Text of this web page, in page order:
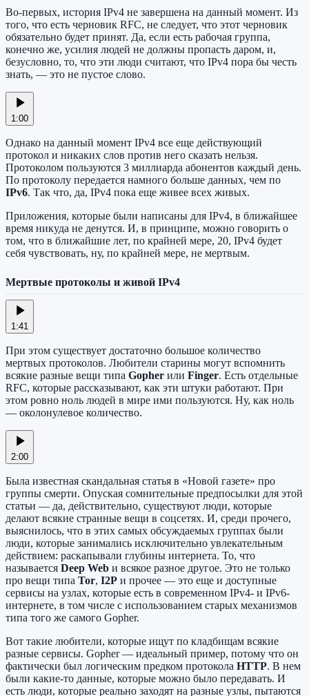
Во-первых, история IPv4 не завершена на данный момент. Из
того, что есть черновик RFC, не следует, что этот черновик
обязательно будет принят. Да, если есть рабочая группа,
конечно же, усилия людей не должны пропасть даром, и,
безусловно, то, что эти люди считают, что IPv4 пора бы честь
знать, — это не пустое слово.
1:00
Однако на данный момент IPv4 все еще действующий
протокол и никаких слов против него сказать нельзя.
Протоколом пользуются 3 миллиарда абонентов каждый день.
По протоколу передается намного больше данных, чем по
IPv6. Так что, да, IPv4 пока еще живее всех живых.
Приложения, которые были написаны для IPv4, в ближайшее
время никуда не денутся. И, в принципе, можно говорить о
том, что в ближайшие лет, по крайней мере, 20, IPv4 будет
себя чувствовать, ну, по крайней мере, не мертвым.
Мертвые протоколы и живой IPv4
1:41
При этом существует достаточно большое количество
мертвых протоколов. Любители старины могут вспомнить
всякие разные вещи типа Gopher или Finger. Есть отдельные
RFC, которые рассказывают, как эти штуки работают. При
этом ровно ноль людей в мире ими пользуются. Ну, как ноль
— околонулевое количество.
2:00
Была известная скандальная статья в «Новой газете» про
группы смерти. Опуская сомнительные предпосылки для этой
статьи — да, действительно, существуют люди, которые
делают всякие странные вещи в соцсетях. И, среди прочего,
выяснилось, что в этих самых обсуждаемых группах были
люди, которые занимались исключительно увлекательным
действием: раскапывали глубины интернета. То, что
называется Deep Web и всякое разное другое. Это не только
про вещи типа Tor, I2P и прочее — это еще и доступные
сервисы на узлах, которые есть в современном IPv4- и IPv6-
интернете, в том числе с использованием старых механизмов
типа того же самого Gopher.
Вот такие любители, которые ищут по кладбищам всякие
разные сервисы. Gopher — идеальный пример, потому что он
фактически был логическим предком протокола HTTP. В нем
были какие-то данные, которые можно было передавать. И
есть люди, которые реально заходят на разные узлы, пытаются